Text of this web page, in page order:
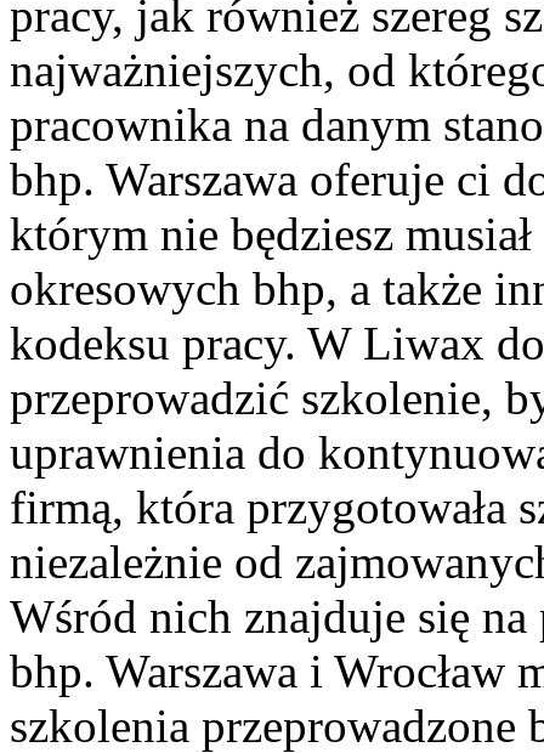
pracy, jak również szereg
najważniejszych, od
pracownika na danym
bhp. Warszawa oferuje ci
którym nie będziesz
okresowych bhp, a także
kodeksu pracy. W Liwax
przeprowadzić szkolenie,
uprawnienia do
firmą, która przygotowała
niezależnie od
Wśród nich znajduje się na
bhp. Warszawa i Wrocław
szkolenia przeprowadzone